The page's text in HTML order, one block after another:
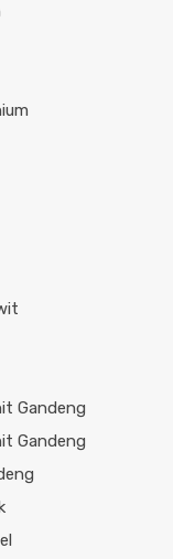
Gandeng
Gandeng